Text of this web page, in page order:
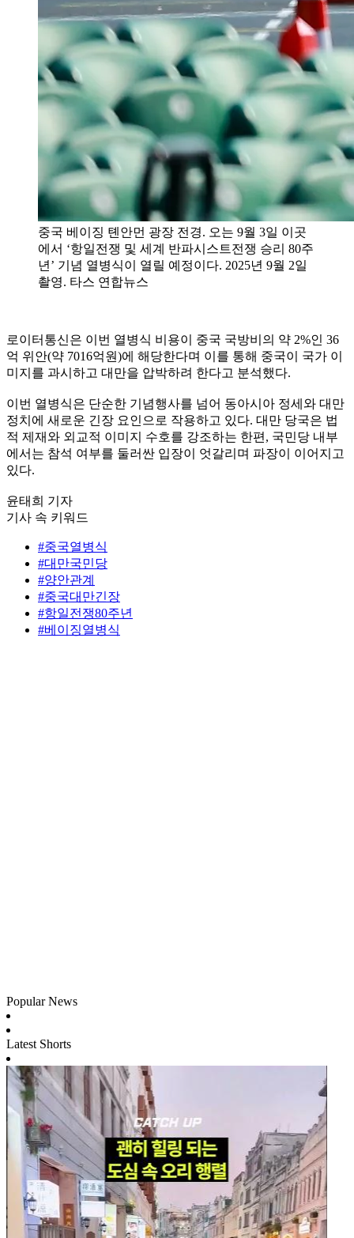
중국 베이징 톈안먼 광장 전경. 오는 9월 3일 이곳
에서 ‘항일전쟁 및 세계 반파시스트전쟁 승리 80주
년’ 기념 열병식이 열릴 예정이다. 2025년 9월 2일
촬영. 타스 연합뉴스
로이터통신은 이번 열병식 비용이 중국 국방비의 약 2%인 36
억 위안(약 7016억원)에 해당한다며 이를 통해 중국이 국가 이
미지를 과시하고 대만을 압박하려 한다고 분석했다.
이번 열병식은 단순한 기념행사를 넘어 동아시아 정세와 대만
정치에 새로운 긴장 요인으로 작용하고 있다. 대만 당국은 법
적 제재와 외교적 이미지 수호를 강조하는 한편, 국민당 내부
에서는 참석 여부를 둘러싼 입장이 엇갈리며 파장이 이어지고
있다.
윤태희 기자
기사 속 키워드
#중국열병식
#대만국민당
#양안관계
#중국대만긴장
#항일전쟁80주년
#베이징열병식
Popular News
Latest Shorts